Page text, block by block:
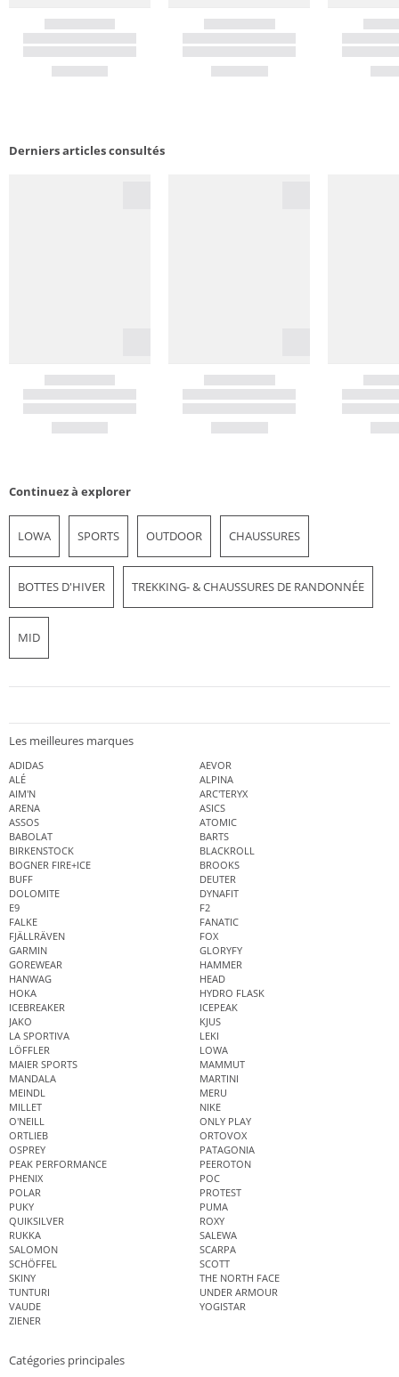
Derniers articles consultés
Continuez à explorer
LOWA SPORTS OUTDOOR CHAUSSURES
BOTTES D'HIVER TREKKING- & CHAUSSURES DE RANDONNÉE
MID
Les meilleures marques
ADIDAS
AEVOR
ALÉ
ALPINA
AIM'N
ARC'TERYX
ARENA
ASICS
ASSOS
ATOMIC
BABOLAT
BARTS
BIRKENSTOCK
BLACKROLL
BOGNER FIRE+ICE
BROOKS
BUFF
DEUTER
DOLOMITE
DYNAFIT
E9
F2
FALKE
FANATIC
FJÄLLRÄVEN
FOX
GARMIN
GLORYFY
GOREWEAR
HAMMER
HANWAG
HEAD
HOKA
HYDRO FLASK
ICEBREAKER
ICEPEAK
JAKO
KJUS
LA SPORTIVA
LEKI
LÖFFLER
LOWA
MAIER SPORTS
MAMMUT
MANDALA
MARTINI
MEINDL
MERU
MILLET
NIKE
O'NEILL
ONLY PLAY
ORTLIEB
ORTOVOX
OSPREY
PATAGONIA
PEAK PERFORMANCE
PEEROTON
PHENIX
POC
POLAR
PROTEST
PUKY
PUMA
QUIKSILVER
ROXY
RUKKA
SALEWA
SALOMON
SCARPA
SCHÖFFEL
SCOTT
SKINY
THE NORTH FACE
TUNTURI
UNDER ARMOUR
VAUDE
YOGISTAR
ZIENER
Catégories principales